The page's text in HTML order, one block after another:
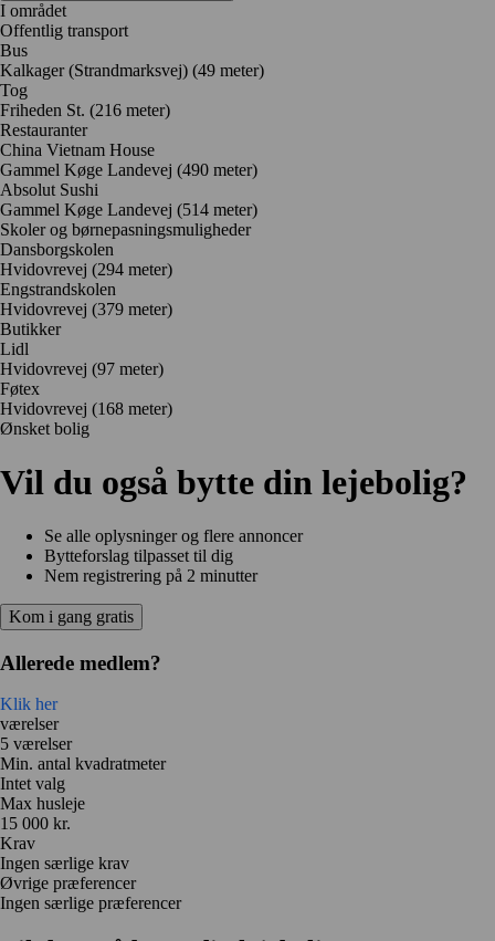
I området
Offentlig transport
Bus
Kalkager (Strandmarksvej) (49 meter)
Tog
Friheden St. (216 meter)
Restauranter
China Vietnam House
Gammel Køge Landevej (490 meter)
Absolut Sushi
Gammel Køge Landevej (514 meter)
Skoler og børnepasningsmuligheder
Dansborgskolen
Hvidovrevej (294 meter)
Engstrandskolen
Hvidovrevej (379 meter)
Butikker
Lidl
Hvidovrevej (97 meter)
Føtex
Hvidovrevej (168 meter)
Ønsket bolig
Vil du også bytte din lejebolig?
Se alle oplysninger og flere annoncer
Bytteforslag tilpasset til dig
Nem registrering på 2 minutter
Kom i gang gratis
Allerede medlem?
Klik her
værelser
5 værelser
Min. antal kvadratmeter
Intet valg
Max husleje
15 000 kr.
Krav
Ingen særlige krav
Øvrige præferencer
Ingen særlige præferencer